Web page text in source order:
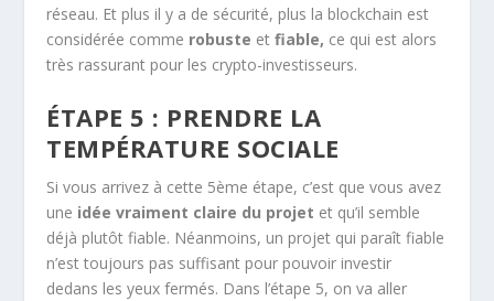
réseau. Et plus il y a de sécurité, plus la blockchain est
considérée comme robuste etfiable, ce qui est alors
très rassurant pour les crypto-investisseurs.
ÉTAPE 5 : PRENDRE LA
TEMPÉRATURE SOCIALE
Si vous arrivez à cette 5ème étape, c’est que vous avez
une idée vraiment claire du projet et qu’il semble
déjà plutôt fiable. Néanmoins, un projet qui paraît fiable
n’est toujours pas suffisant pour pouvoir investir
dedans les yeux fermés. Dans l’étape 5, on va aller